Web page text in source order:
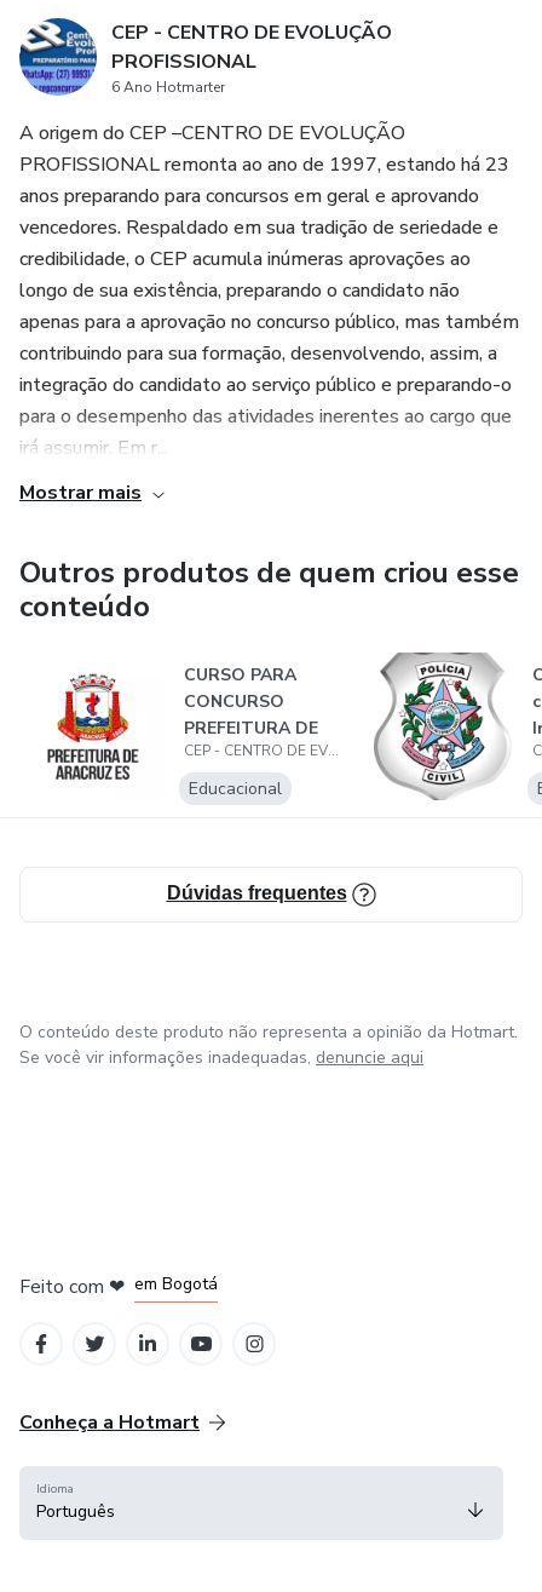
visualizados no prazo de até 12 meses, permitindo que o
aluno estude no seu próprio ritmo e revisite o conteúdo
sempre que necessário.
5. Preparação para diversos tribunais: O Projeto Tribunais
prepara o aluno para diversos tribunais do país, como
tribunais de justiça estaduais, tribunais regionais federais,
tribunais do Trabalho e tribunais regionais federais,
ampliando as oportunidades de carreira para o aluno.
CEP - CENTRO DE EVOLUÇÃO
PROFISSIONAL
6 Ano Hotmarter
A origem do CEP –CENTRO DE EVOLUÇÃO
PROFISSIONAL remonta ao ano de 1997, estando há 23
anos preparando para concursos em geral e aprovando
vencedores. Respaldado em sua tradição de seriedade e
credibilidade, o CEP acumula inúmeras aprovações ao
longo de sua existência, preparando o candidato não
apenas para a aprovação no concurso público, mas também
contribuindo para sua formação, desenvolvendo, assim, a
integração do candidato ao serviço público e preparando-o
para o desempenho das atividades inerentes ao cargo que
irá assumir. Em r...
Mostrar mais
Outros produtos de quem criou esse
conteúdo
CURSO PARA
CONCURSO
PREFEITURA DE
ARACRUZ 2023
CEP - CENTRO DE EVOLUÇÃO PROFISSIONAL
Educacional
Dúvidas frequentes
O conteúdo deste produto não representa a opinião da Hotmart.
Se você vir informações inadequadas, denuncie aqui
Feito com ❤ em Bogotá
Conheça a Hotmart
Idioma
Português